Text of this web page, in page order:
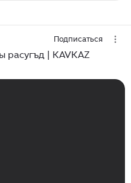
Подписаться
расугъд | KAVKAZ